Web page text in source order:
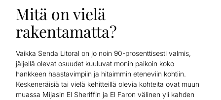
Mitä on vielä
rakentamatta?
Vaikka Senda Litoral on jo noin 90-prosenttisesti valmis,
jäljellä olevat osuudet kuuluvat monin paikoin koko
hankkeen haastavimpiin ja hitaimmin eteneviin kohtiin.
Keskeneräisiä tai vielä kehitteillä olevia kohteita ovat muun
muassa Mijasin El Sheriffin ja El Faron välinen yli kahden